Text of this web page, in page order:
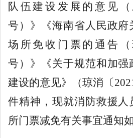
队伍建设发展的意见（
号）》
《海南省人民政
场所免收门票的通告（
号）》
《关于规范和加
建设的意见》（琼消〔20
件精神， 现就消防救援人
所门票减免有关事宜通知